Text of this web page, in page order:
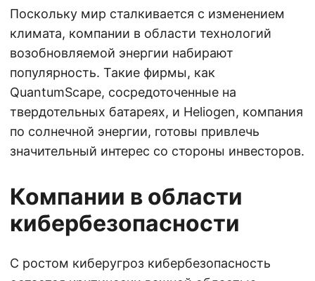
Поскольку мир сталкивается с изменением
климата, компании в области технологий
возобновляемой энергии набирают
популярность. Такие фирмы, как
QuantumScape, сосредоточенные на
твердотельных батареях, и Heliogen, компания
по солнечной энергии, готовы привлечь
значительный интерес со стороны инвесторов.
Компании в области
кибербезопасности
С ростом киберугроз кибербезопасность